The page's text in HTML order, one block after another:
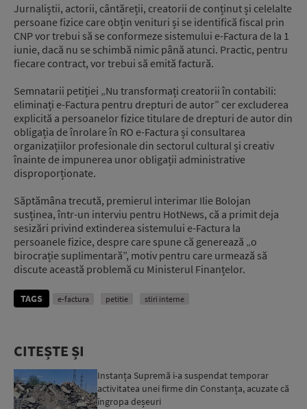
Jurnaliștii, actorii, cântăreții, creatorii de conținut și celelalte
persoane fizice care obțin venituri și se identifică fiscal prin
CNP vor trebui să se conformeze sistemului e-Factura de la 1
iunie, dacă nu se schimbă nimic până atunci. Practic, pentru
fiecare contract, vor trebui să emită factură.
Semnatarii petiției „Nu transformați creatorii în contabili:
eliminați e-Factura pentru drepturi de autor” cer excluderea
explicită a persoanelor fizice titulare de drepturi de autor din
obligația de înrolare în RO e-Factura și consultarea
organizațiilor profesionale din sectorul cultural și creativ
înainte de impunerea unor obligații administrative
disproporționate.
Săptămâna trecută, premierul interimar Ilie Bolojan
susținea, într-un interviu pentru HotNews, că a primit deja
sesizări privind extinderea sistemului e-Factura la
persoanele fizice, despre care spune că generează „o
birocrație suplimentară”, motiv pentru care urmează să
discute această problemă cu Ministerul Finanțelor.
TAGS e-factura petitie stiri interne
CITEȘTE ȘI
Instanța Supremă i-a suspendat temporar
activitatea unei firme din Constanța, acuzate că
îngropa deșeuri